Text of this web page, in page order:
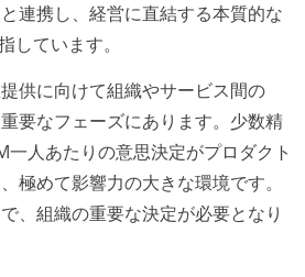
連携し、経営に直結する本質的な
しています。
供に向けて組織やサービス間の
要なフェーズにあります。少数精
人あたりの意思決定がプロダクト
極めて影響力の大きな環境です。
、組織の重要な決定が必要となり